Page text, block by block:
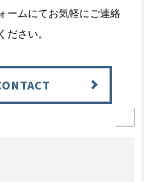
ームにてお気軽にご連絡
ください。